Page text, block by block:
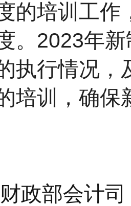
的培训工作
。2023年
执行情况，
培训，确
财政部会计